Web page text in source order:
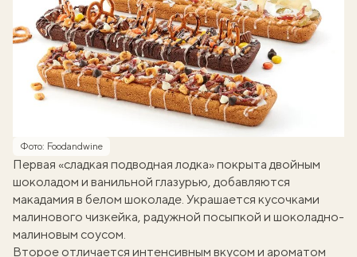
Фото: Foodandwine
Первая «сладкая подводная лодка» покрыта двойным
шоколадом и ванильной глазурью, добавляются
макадамия в белом шоколаде. Украшается кусочками
малинового чизкейка, радужной посыпкой и шоколадно-
малиновым соусом.
Второе отличается интенсивным вкусом и ароматом